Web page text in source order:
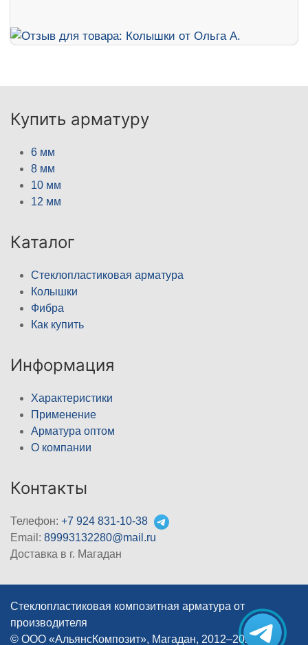
Купить арматуру
6 мм
8 мм
10 мм
12 мм
Каталог
Стеклопластиковая арматура
Колышки
Фибра
Как купить
Информация
Характеристики
Применение
Арматура оптом
О компании
Контакты
Телефон: +7 924 831-10-38
Email: 89993132280@mail.ru
Доставка в г. Магадан
Стеклопластиковая композитная арматура от
производителя
© ООО «АльянсКомпозит», Магадан, 2012–2026